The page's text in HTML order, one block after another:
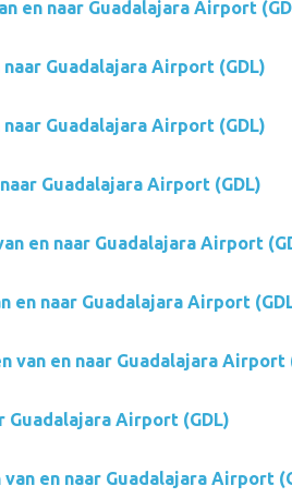
en naar Guadalajara Airport
Guadalajara Airport (GDL)
Guadalajara Airport (GDL)
Guadalajara Airport (GDL)
en naar Guadalajara Airport
en naar Guadalajara Airport
en naar Guadalajara Airport
Guadalajara Airport (GDL)
en naar Guadalajara Airport